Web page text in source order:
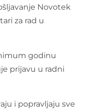
Novotek
za rad u
godinu
prijavu u radni
i popravljaju sve